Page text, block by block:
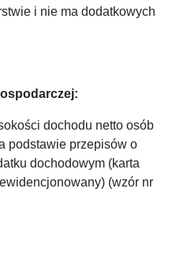
i nie ma dodatkowych
dochodu netto osób
podstawie przepisów o
dochodowym (karta
(wzór nr